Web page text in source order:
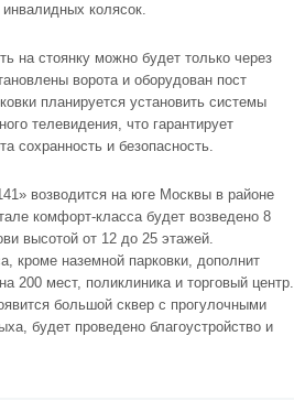
колясок.
на стоянку можно будет только через
ворота и оборудован пост
планируется установить системы
телевидения, что гарантирует
сохранность и безопасность.
возводится на юге Москвы в районе
комфорт-класса будет возведено 8
высотой от 12 до 25 этажей.
кроме наземной парковки, дополнит
200 мест, поликлиника и торговый центр.
большой сквер с прогулочными
будет проведено благоустройство и